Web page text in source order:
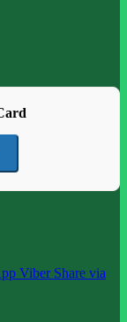
Viber Share via